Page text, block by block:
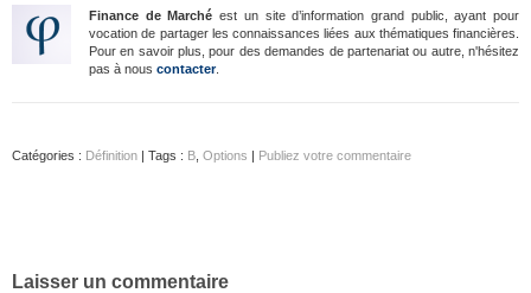
Finance de Marché est un site d’information grand public, ayant pour
vocation de partager les connaissances liées aux thématiques financières.
Pour en savoir plus, pour des demandes de partenariat ou autre, n'hésitez
pas à nous contacter.
Catégories : Définition | Tags : B Options | Publiez votre commentaire
Laisser un commentaire